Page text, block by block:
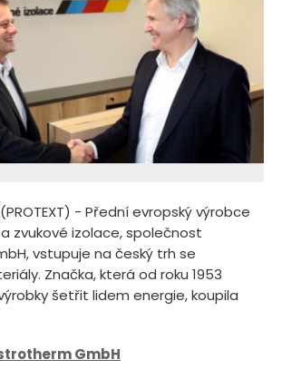
- Přední evropský výrobce
zvukové izolace, společnost
vstupuje na český trh se
Značka, která od roku 1953
šetřit lidem energie, koupila
GmbH